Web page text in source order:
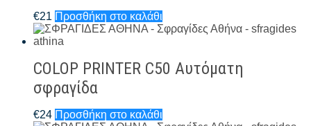
€21 Προσθήκη στο καλάθι
COLOP PRINTER C50 Αυτόματη
σφραγίδα
€24 Προσθήκη στο καλάθι